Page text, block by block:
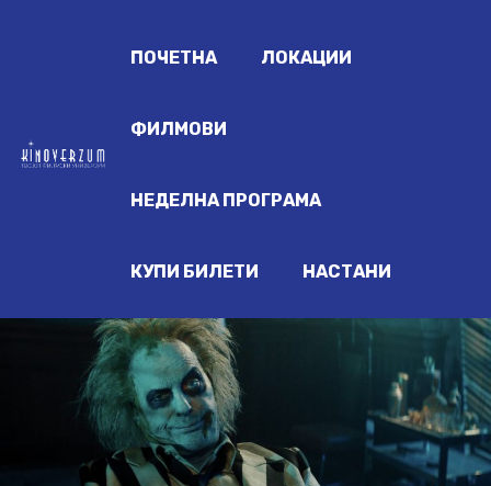
ПОЧЕТНА ЛОКАЦИИ
ФИЛМОВИ
НЕДЕЛНА ПРОГРАМА
КУПИ БИЛЕТИ НАСТАНИ